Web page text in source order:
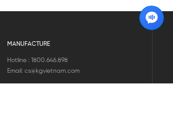
MANUFACTURE
Hotline : 1800.646.898
Email: cs@kgvietnam.com